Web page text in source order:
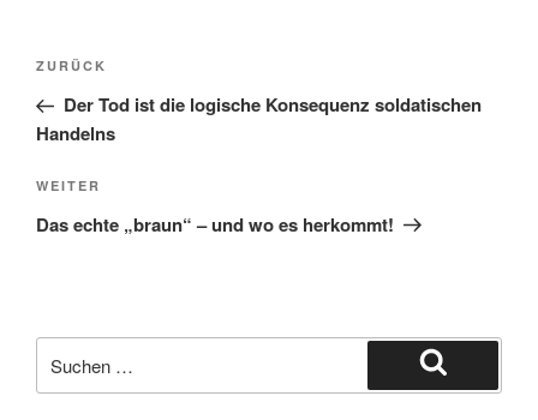
Beitragsnavigation
Vorheriger
Beitrag
ZURÜCK
Der Tod ist die logische Konsequenz soldatischen
Handelns
Nächster
Beitrag
WEITER
Das echte „braun“ – und wo es herkommt!
nach:
Suchen